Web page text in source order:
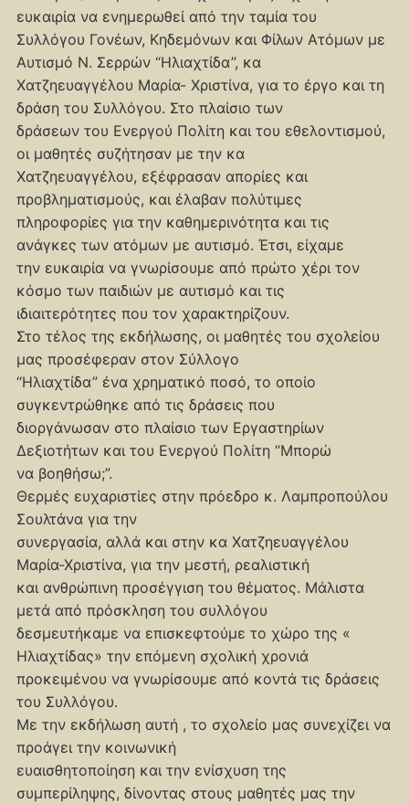
ευκαιρία να ενημερωθεί από την ταμία του
Συλλόγου Γονέων, Κηδεμόνων και Φίλων Ατόμων με
Αυτισμό Ν. Σερρών “Ηλιαχτίδα”, κα
Χατζηευαγγέλου Μαρία- Χριστίνα, για το έργο και τη
δράση του Συλλόγου. Στο πλαίσιο των
δράσεων του Ενεργού Πολίτη και του εθελοντισμού,
οι μαθητές συζήτησαν με την κα
Χατζηευαγγέλου, εξέφρασαν απορίες και
προβληματισμούς, και έλαβαν πολύτιμες
πληροφορίες για την καθημερινότητα και τις
ανάγκες των ατόμων με αυτισμό. Έτσι, είχαμε
την ευκαιρία να γνωρίσουμε από πρώτο χέρι τον
κόσμο των παιδιών με αυτισμό και τις
ιδιαιτερότητες που τον χαρακτηρίζουν.
Στο τέλος της εκδήλωσης, οι μαθητές του σχολείου
μας προσέφεραν στον Σύλλογο
“Ηλιαχτίδα” ένα χρηματικό ποσό, το οποίο
συγκεντρώθηκε από τις δράσεις που
διοργάνωσαν στο πλαίσιο των Εργαστηρίων
Δεξιοτήτων και του Ενεργού Πολίτη “Μπορώ
να βοηθήσω;”.
Θερμές ευχαριστίες στην πρόεδρο κ. Λαμπροπούλου
Σουλτάνα για την
συνεργασία, αλλά και στην κα Χατζηευαγγέλου
Μαρία-Χριστίνα, για την μεστή, ρεαλιστική
και ανθρώπινη προσέγγιση του θέματος. Μάλιστα
μετά από πρόσκληση του συλλόγου
δεσμευτήκαμε να επισκεφτούμε το χώρο της «
Ηλιαχτίδας» την επόμενη σχολική χρονιά
προκειμένου να γνωρίσουμε από κοντά τις δράσεις
του Συλλόγου.
Με την εκδήλωση αυτή , το σχολείο μας συνεχίζει να
προάγει την κοινωνική
ευαισθητοποίηση και την ενίσχυση της
συμπερίληψης, δίνοντας στους μαθητές μας την